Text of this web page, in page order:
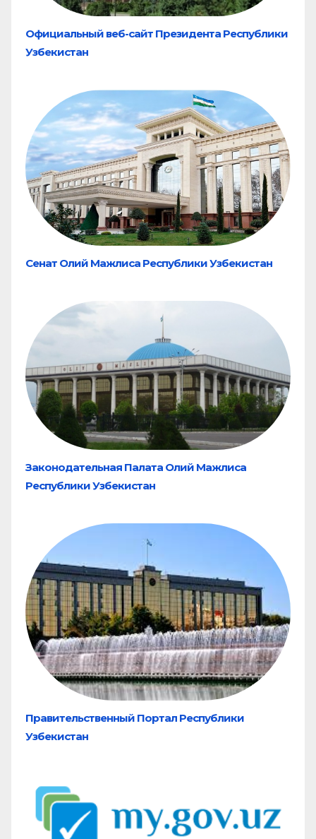
Официальный веб-сайт Президента Республики
Узбекистан
Сенат Олий Мажлиса Республики Узбекистан
Законодательная Палата Олий Мажлиса
Республики Узбекистан
Правительственный Портал Республики
Узбекистан